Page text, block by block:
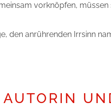
vorknöpfen,
den anrührenden Irrsinn
AUTORIN